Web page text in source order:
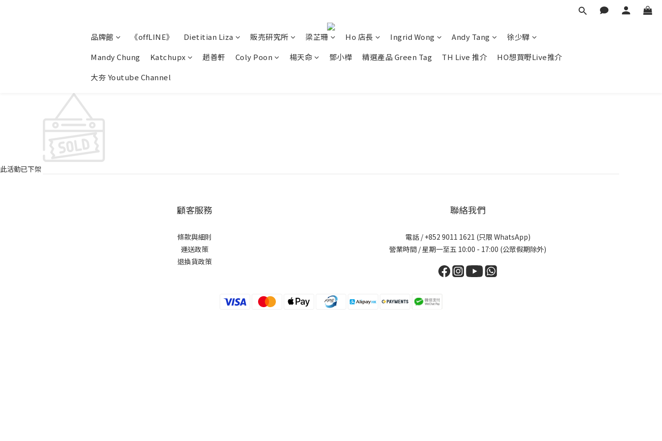
品牌館 《offLINE》 Dietitian Liza 販売研究所 梁芷珊 Ho 店長 Ingrid Wong Andy Tang
徐少驊
Mandy Chung
Katchupx 趙善軒 Coly Poon 楊天命 鄧小樺 精選產品 Green Tag TH Live 推介
HO想買嘢Live推介
大夯 Youtube Channel
此活動已下架
顧客服務
條款與細則
運送政策
退換貨政策
聯絡我們
電話 / +852 9011 1621 (只限 WhatsApp)
營業時間 / 星期一至五 10:00 - 17:00 (公眾假期除外)